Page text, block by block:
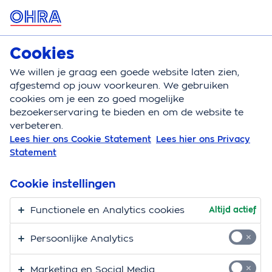
MENU
Over OHRA
Over OHRA Nieuws
Nieuws- en
persberichten
13 november 2025 | Persbericht
OHRA maakt zorgpremie 2026
bekend
In 2026 betaal je bij OHRA Zorg voor de
Cookies
We willen je graag een goede website laten zien,
afgestemd op jouw voorkeuren. We gebruiken
cookies om je een zo goed mogelijke
bezoekerservaring te bieden en om de website te
verbeteren.
Lees hier ons Cookie Statement Lees hier ons Privacy
Statement
Cookie instellingen
Functionele en Analytics cookies Altijd actief
Persoonlijke Analytics
Marketing en Social Media